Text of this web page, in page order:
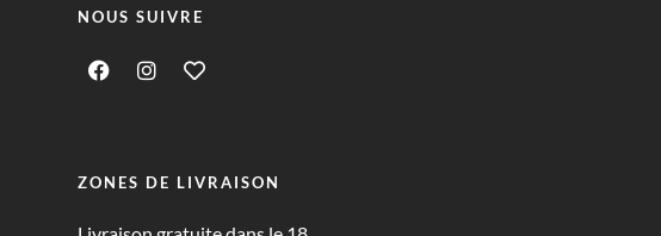
NOUS SUIVRE
ZONES DE LIVRAISON